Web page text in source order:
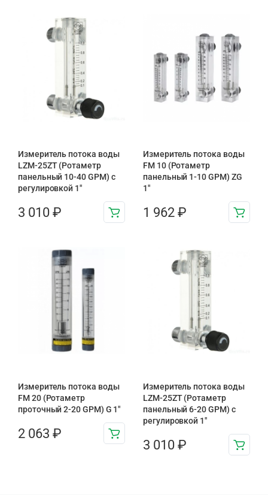
Измеритель потока воды
LZM-25ZT (Ротаметр
панельный 10-40 GPM) с
регулировкой 1″
3 010 ₽
Измеритель потока воды
FM 10 (Ротаметр
панельный 1-10 GPM) ZG
1″
1 962 ₽
Измеритель потока воды
FM 20 (Ротаметр
проточный 2-20 GPM) G 1″
2 063 ₽
Измеритель потока воды
LZM-25ZT (Ротаметр
панельный 6-20 GPM) с
регулировкой 1″
3 010 ₽